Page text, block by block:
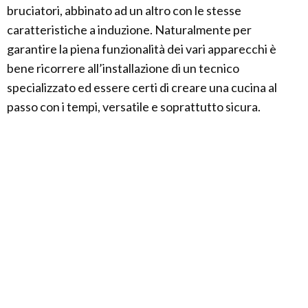
bruciatori, abbinato ad un altro con le stesse
caratteristiche a induzione. Naturalmente per
garantire la piena funzionalità dei vari apparecchi è
bene ricorrere all’installazione di un tecnico
specializzato ed essere certi di creare una cucina al
passo con i tempi, versatile e soprattutto sicura.